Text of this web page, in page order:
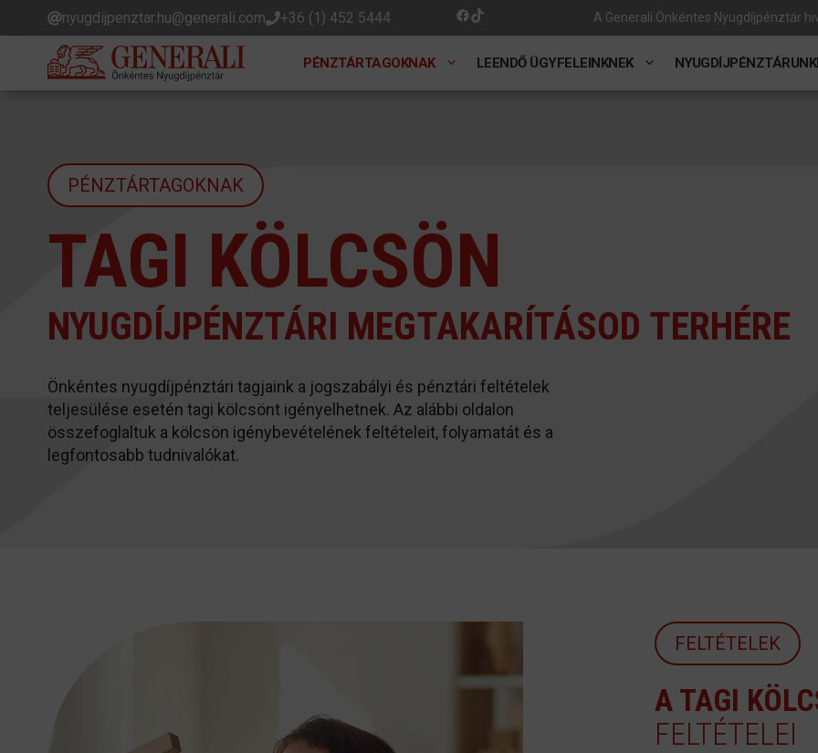
Kilépés
a
tartalomba
nyugdijpenztar.hu@generali.com +36 (1) 452 5444 Facebook
TikTok A Generali Önkéntes Nyugdíjpénztár
PÉNZTÁRTAGOKNAK LEENDŐ ÜGYFELEINKNEK
PÉNZTÁRTAGOKNAK
TAGI KÖLCSÖN
NYUGDÍJPÉNZTÁRI MEGTAKARÍTÁSOD TERHÉRE
Önkéntes nyugdíjpénztári tagjaink a jogszabályi és pénztári feltételek
teljesülése esetén tagi kölcsönt igényelhetnek. Az alábbi oldalon
összefoglaltuk a kölcsön igénybevételének feltételeit, folyamatát és a
legfontosabb tudnivalókat.
FELTÉTELEK
A TAGI
FELTÉTELEI